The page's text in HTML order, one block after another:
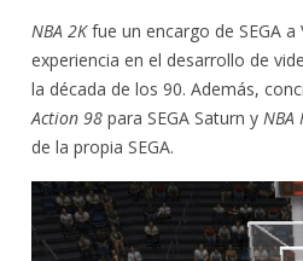
NBA 2Kfue un encargo de SEGA
experiencia en el desarrollo de
la década de los 90. Además,
Action 98 para SEGA Saturn y NBA
de la propia SEGA.